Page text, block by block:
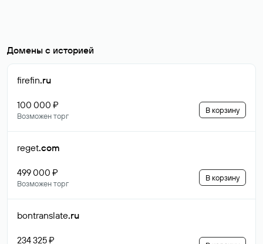
Домены с историей
firefin.ru
100 000 ₽
Возможен торг
В корзину
reget.com
499 000 ₽
Возможен торг
В корзину
bontranslate.ru
234 325 ₽